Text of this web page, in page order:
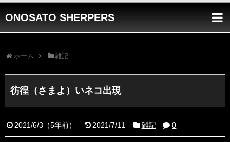
ONOSATO SHERPERS
ホーム 雑記
彷徨（さまよ）いネコ出現
2021/6/3 （5年前） 2021/7/11 雑記 0